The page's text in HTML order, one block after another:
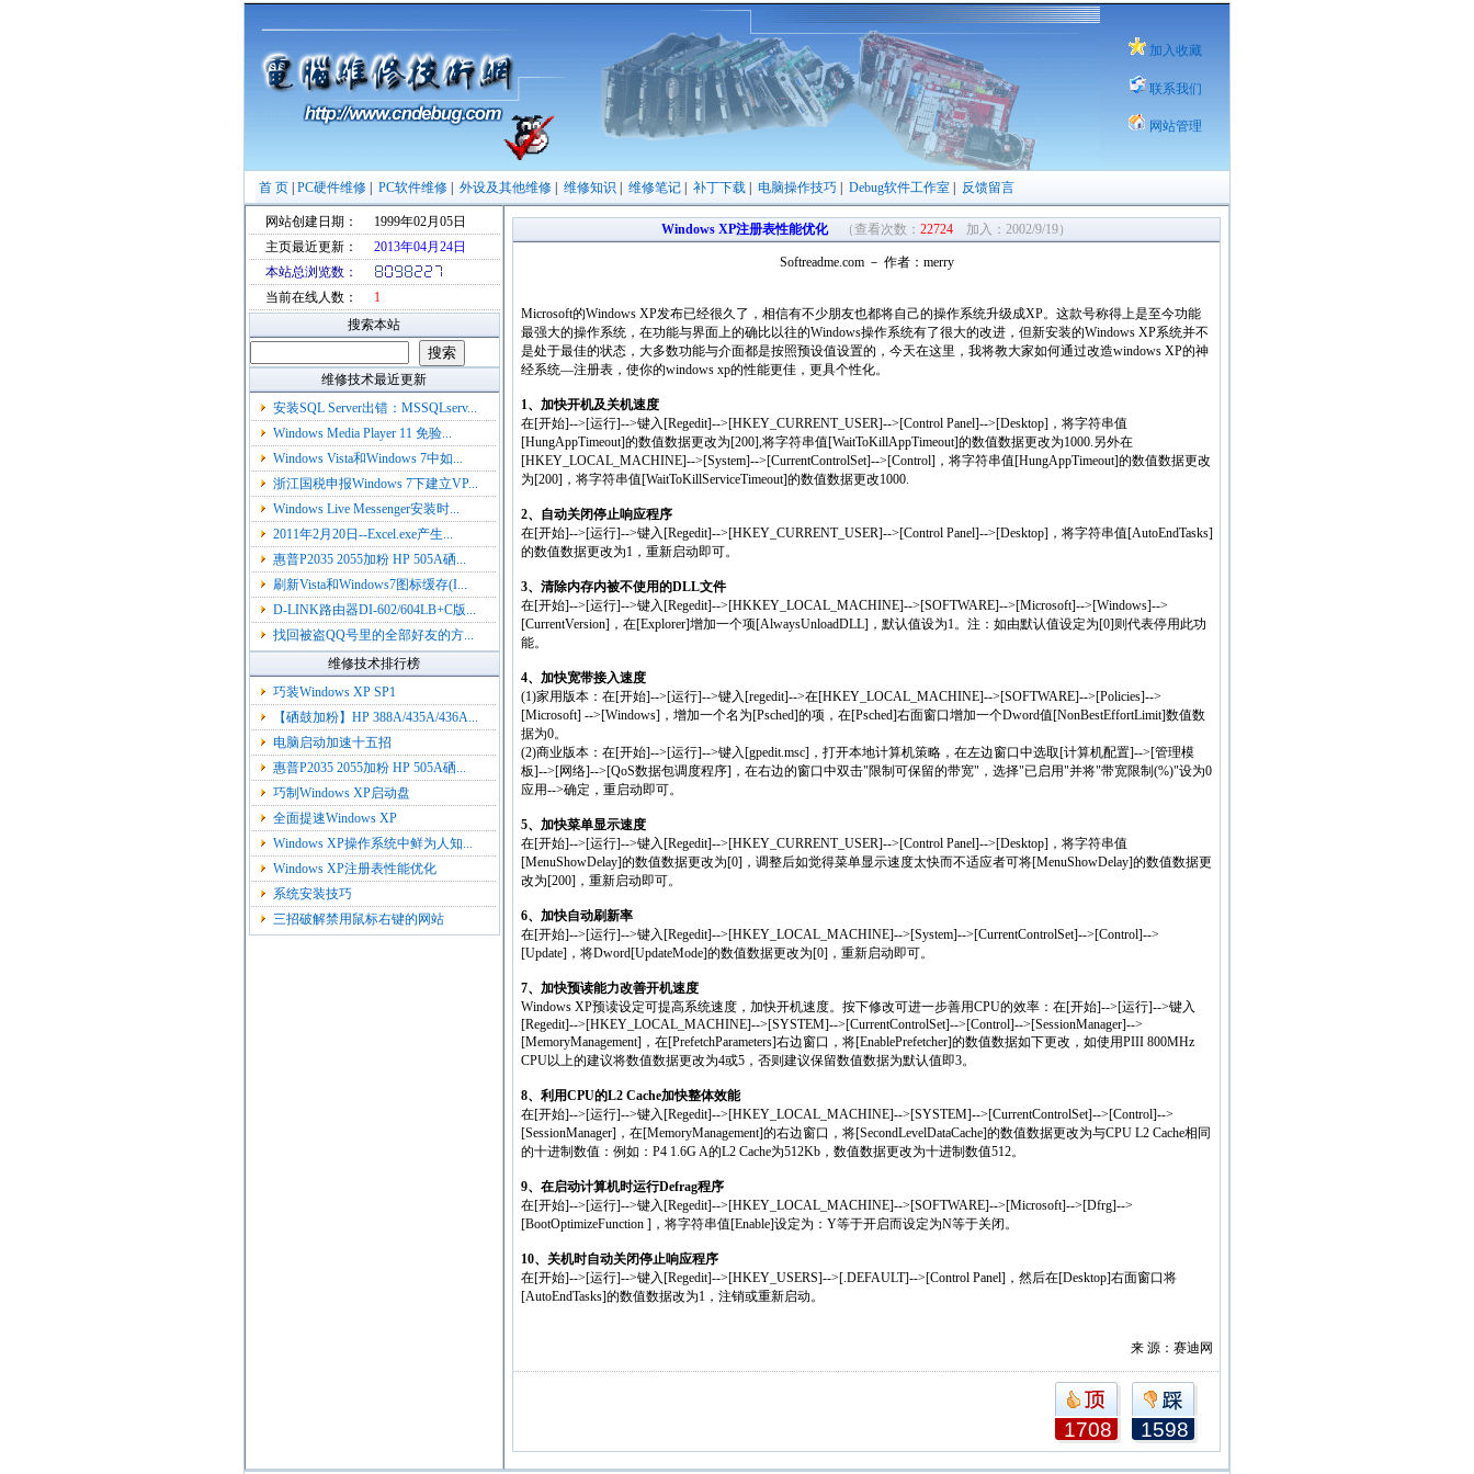
加入收藏
联系我们
网站管理
首 页 PC硬件维修 PC软件维修 外设及其他维修 维修知识 维修笔记 补丁下载 电脑操作技巧 Debug软件工作室 反馈留言
网站创建日期：
1999年02月05日
主页最近更新：
2013年04月24日
本站总浏览数：
当前在线人数：
1
搜索本站
维修技术最近更新
安装SQL Server出错：MSSQLserv...
Windows Media Player 11 免验...
Windows Vista和Windows 7中如...
浙江国税申报Windows 7下建立VP...
Windows Live Messenger安装时...
2011年2月20日--Excel.exe产生...
惠普P2035 2055加粉 HP 505A硒...
刷新Vista和Windows7图标缓存(I...
D-LINK路由器DI-602/604LB+C版...
找回被盗QQ号里的全部好友的方...
维修技术排行榜
巧装Windows XP SP1
【硒鼓加粉】HP 388A/435A/436A...
电脑启动加速十五招
惠普P2035 2055加粉 HP 505A硒...
巧制Windows XP启动盘
全面提速Windows XP
Windows XP操作系统中鲜为人知...
Windows XP注册表性能优化
系统安装技巧
三招破解禁用鼠标右键的网站
Windows XP注册表性能优化 （查看次数： 22724 加入：2002/9/19）
Softreadme.com － 作者：merry
Microsoft的Windows XP发布已经很久了，相信有不少朋友也都将自己的操作系统升级成XP。这款号称得上是至今功能
最强大的操作系统，在功能与界面上的确比以往的Windows操作系统有了很大的改进，但新安装的Windows XP系统并不
是处于最佳的状态，大多数功能与介面都是按照预设值设置的，今天在这里，我将教大家如何通过改造windows XP的神
经系统—注册表，使你的windows xp的性能更佳，更具个性化。
1、加快开机及关机速度
在[开始]-->[运行]-->键入[Regedit]-->[HKEY_CURRENT_USER]-->[Control Panel]-->[Desktop]，将字符串值
[HungAppTimeout]的数值数据更改为[200],将字符串值[WaitToKillAppTimeout]的数值数据更改为1000.另外在
[HKEY_LOCAL_MACHINE]-->[System]-->[CurrentControlSet]-->[Control]，将字符串值[HungAppTimeout]的数值数据更改
为[200]，将字符串值[WaitToKillServiceTimeout]的数值数据更改1000.
2、自动关闭停止响应程序
在[开始]-->[运行]-->键入[Regedit]-->[HKEY_CURRENT_USER]-->[Control Panel]-->[Desktop]，将字符串值[AutoEndTasks]
的数值数据更改为1，重新启动即可。
3、清除内存内被不使用的DLL文件
在[开始]-->[运行]-->键入[Regedit]-->[HKKEY_LOCAL_MACHINE]-->[SOFTWARE]-->[Microsoft]-->[Windows]-->
[CurrentVersion]，在[Explorer]增加一个项[AlwaysUnloadDLL]，默认值设为1。注：如由默认值设定为[0]则代表停用此功
能。
4、加快宽带接入速度
(1)家用版本：在[开始]-->[运行]-->键入[regedit]-->在[HKEY_LOCAL_MACHINE]-->[SOFTWARE]-->[Policies]-->
[Microsoft] -->[Windows]，增加一个名为[Psched]的项，在[Psched]右面窗口增加一个Dword值[NonBestEffortLimit]数值数
据为0。
(2)商业版本：在[开始]-->[运行]-->键入[gpedit.msc]，打开本地计算机策略，在左边窗口中选取[计算机配置]-->[管理模
板]-->[网络]-->[QoS数据包调度程序]，在右边的窗口中双击"限制可保留的带宽"，选择"已启用"并将"带宽限制(%)"设为0
应用-->确定，重启动即可。
5、加快菜单显示速度
在[开始]-->[运行]-->键入[Regedit]-->[HKEY_CURRENT_USER]-->[Control Panel]-->[Desktop]，将字符串值
[MenuShowDelay]的数值数据更改为[0]，调整后如觉得菜单显示速度太快而不适应者可将[MenuShowDelay]的数值数据更
改为[200]，重新启动即可。
6、加快自动刷新率
在[开始]-->[运行]-->键入[Regedit]-->[HKEY_LOCAL_MACHINE]-->[System]-->[CurrentControlSet]-->[Control]-->
[Update]，将Dword[UpdateMode]的数值数据更改为[0]，重新启动即可。
7、加快预读能力改善开机速度
Windows XP预读设定可提高系统速度，加快开机速度。按下修改可进一步善用CPU的效率：在[开始]-->[运行]-->键入
[Regedit]-->[HKEY_LOCAL_MACHINE]-->[SYSTEM]-->[CurrentControlSet]-->[Control]-->[SessionManager]-->
[MemoryManagement]，在[PrefetchParameters]右边窗口，将[EnablePrefetcher]的数值数据如下更改，如使用PIII 800MHz
CPU以上的建议将数值数据更改为4或5，否则建议保留数值数据为默认值即3。
8、利用CPU的L2 Cache加快整体效能
在[开始]-->[运行]-->键入[Regedit]-->[HKEY_LOCAL_MACHINE]-->[SYSTEM]-->[CurrentControlSet]-->[Control]-->
[SessionManager]，在[MemoryManagement]的右边窗口，将[SecondLevelDataCache]的数值数据更改为与CPU L2 Cache相同
的十进制数值：例如：P4 1.6G A的L2 Cache为512Kb，数值数据更改为十进制数值512。
9、在启动计算机时运行Defrag程序
在[开始]-->[运行]-->键入[Regedit]-->[HKEY_LOCAL_MACHINE]-->[SOFTWARE]-->[Microsoft]-->[Dfrg]-->
[BootOptimizeFunction ]，将字符串值[Enable]设定为：Y等于开启而设定为N等于关闭。
10、关机时自动关闭停止响应程序
在[开始]-->[运行]-->键入[Regedit]-->[HKEY_USERS]-->[.DEFAULT]-->[Control Panel]，然后在[Desktop]右面窗口将
[AutoEndTasks]的数值数据改为1，注销或重新启动。
来 源：赛迪网
1708 1598